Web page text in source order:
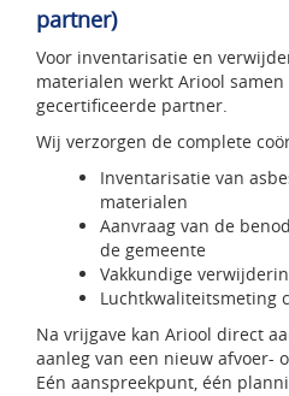
partner)
Voor inventarisatie en
materialen werkt Ariool samen
gecertificeerde partner.
Wij verzorgen de complete
Inventarisatie van
materialen
Aanvraag van de
de gemeente
Vakkundige
Luchtkwaliteitsmeting
Na vrijgave kan Ariool direct
aanleg van een nieuw afvoer-
Eén aanspreekpunt, één